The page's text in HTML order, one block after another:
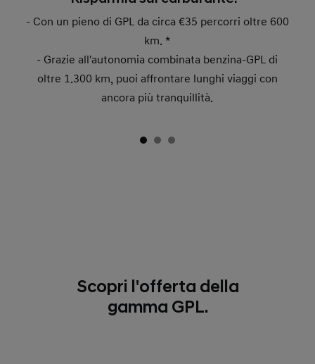
- Con un pieno di GPL da circa €35 percorri oltre 600
km. *
- Grazie all'autonomia combinata benzina-GPL di
oltre 1.300 km, puoi affrontare lunghi viaggi con
ancora più tranquillità.
Scopri l'offerta della
gamma GPL.